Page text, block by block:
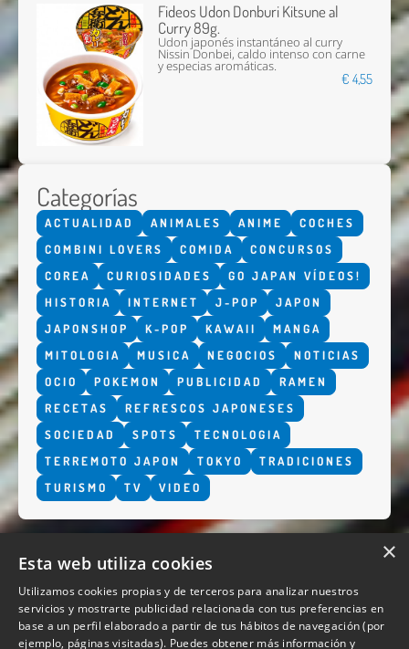
Fideos Udon Donburi Kitsune al
Curry 89g.
Udon japonés instantáneo al curry
Nissin Donbei, caldo intenso con carne
y especias aromáticas.
€ 4,55
Categorías
ACTUALIDAD ANIMALES ANIME
COCHES
COMBINI LOVERS
COMIDA
CONCURSOS
COREA
CURIOSIDADES
GO JAPAN VÍDEOS!
HISTORIA
INTERNET J-POP
JAPON
JAPONSHOP
K-POP KAWAII
MANGA
MITOLOGIA
MUSICA NEGOCIOS
NOTICIAS
OCIO
POKEMON PUBLICIDAD
RAMEN
RECETAS
REFRESCOS JAPONESES
SOCIEDAD
SPOTS
TECNOLOGIA
TERREMOTO JAPON
TOKYO
TRADICIONES
TURISMO
TV VIDEO
QUIENES SOMOS
×
Esta web utiliza cookies
Utilizamos cookies propias y de terceros para analizar nuestros
servicios y mostrarte publicidad relacionada con tus preferencias en
base a un perfil elaborado a partir de tus hábitos de navegación (por
ejemplo, páginas visitadas). Puedes obtener más información y